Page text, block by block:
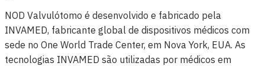
NOD Valvulótomo é desenvolvido e fabricado pela
INVAMED, fabricante global de dispositivos médicos com
sede no One World Trade Center, em Nova York, EUA. As
tecnologias INVAMED são utilizadas por médicos em